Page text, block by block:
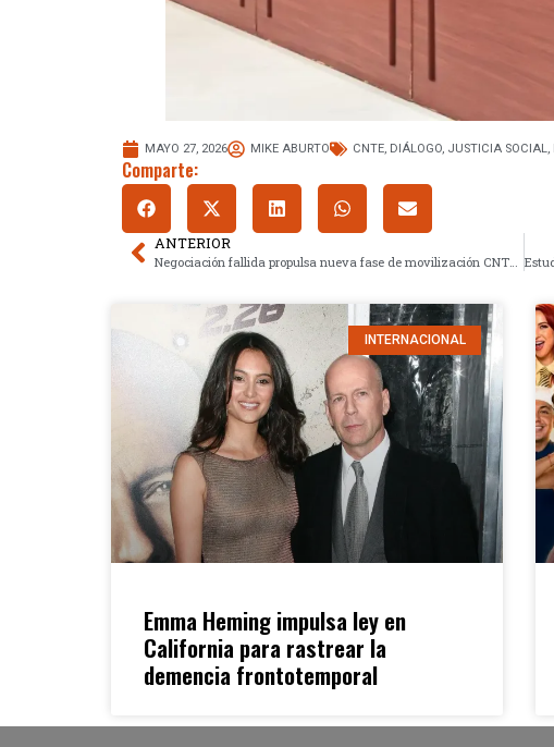
MAYO 27, 2026 MIKE ABURTO CNTE, DIÁLOGO, JUSTICIA SOCIAL,
Comparte:
ANTERIOR
Negociación fallida propulsa nueva fase de movilización CNTE en CDMX
INTERNACIONAL
Emma Heming impulsa ley en
California para rastrear la
demencia frontotemporal